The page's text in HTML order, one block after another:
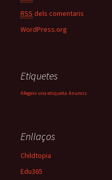
RSS dels comentaris
WordPress.org
Etiquetes
Afegeix una etiqueta Anuncis
Enllaços
Childtopia
Edu365